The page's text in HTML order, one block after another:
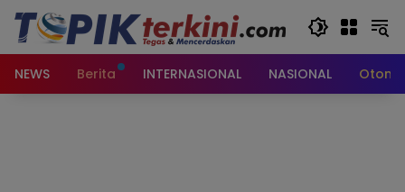
Langsung
konten
NEWS
Berita INTERNASIONAL NASIONAL